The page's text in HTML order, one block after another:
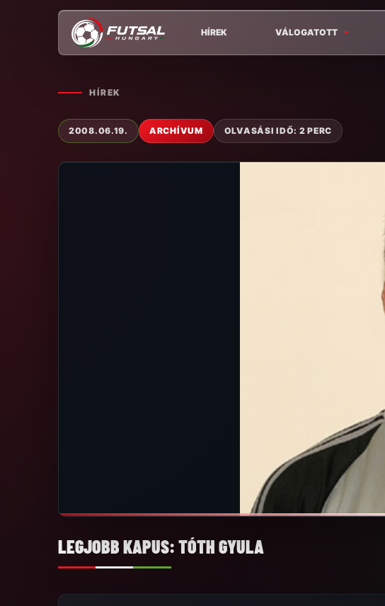
HÍREK VÁLOGATOTT
HÍREK
2008.06.19. ARCHÍVUM OLVASÁSI IDŐ: 2 PERC
LEGJOBB KAPUS: TÓTH GYULA